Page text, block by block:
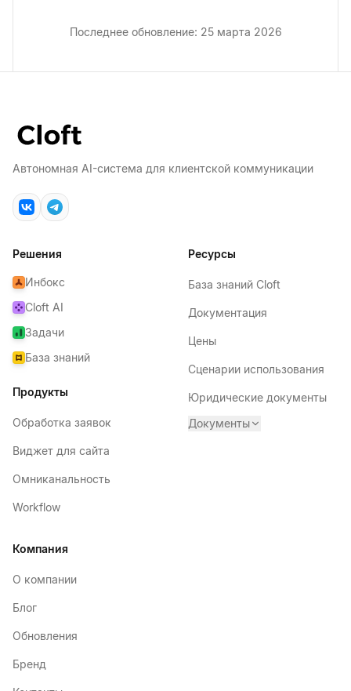
Последнее обновление: 25 марта 2026
Автономная AI-система для клиентской коммуникации
Решения
Инбокс
Cloft AI
Задачи
База знаний
Продукты
Обработка заявок
Виджет для сайта
Омниканальность
Workflow
Ресурсы
База знаний Cloft
Документация
Цены
Сценарии использования
Юридические документы
Документы
Компания
О компании
Блог
Обновления
Бренд